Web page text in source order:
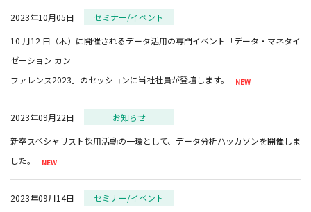
2023年10月05日
セミナー/イベント
10 月12 日（木）に開催されるデータ活用の専門イベント「データ・マネタイ
ゼーション カン
ファレンス2023」のセッションに当社社員が登壇します。
2023年09月22日
お知らせ
新卒スペシャリスト採用活動の一環として、データ分析ハッカソンを開催しま
した。
2023年09月14日
セミナー/イベント